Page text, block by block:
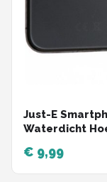
Just-E
Waterdicht
€ 9,99